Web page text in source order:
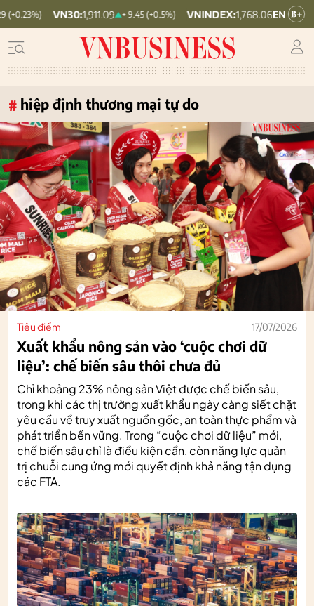
+ 9.45 (+0.5%) VNINDEX:1,768.06 + 6.83 (+0.39%) HNX30:455.12
# hiệp định thương mại tự do
Tiêu điểm 17/07/2026
Xuất khẩu nông sản vào ‘cuộc chơi dữ
liệu’: chế biến sâu thôi chưa đủ
Chỉ khoảng 23% nông sản Việt được chế biến sâu,
trong khi các thị trường xuất khẩu ngày càng siết chặt
yêu cầu về truy xuất nguồn gốc, an toàn thực phẩm và
phát triển bền vững. Trong “cuộc chơi dữ liệu” mới,
chế biến sâu chỉ là điều kiện cần, còn năng lực quản
trị chuỗi cung ứng mới quyết định khả năng tận dụng
các FTA.